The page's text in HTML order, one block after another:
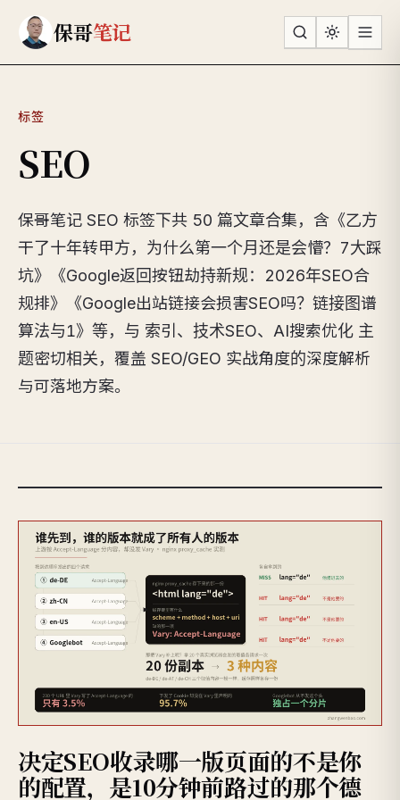
保哥笔记
标签
SEO
保哥笔记 SEO 标签下共 50 篇文章合集，含《乙方
干了十年转甲方，为什么第一个月还是会懵？7大踩
坑》《Google返回按钮劫持新规：2026年SEO合
规排》《Google出站链接会损害SEO吗？链接图谱
算法与1》等，与 索引、技术SEO、AI搜索优化 主
题密切相关，覆盖 SEO/GEO 实战角度的深度解析
与可落地方案。
决定SEO收录哪一版页面的不是你
的配置，是10分钟前路过的那个德